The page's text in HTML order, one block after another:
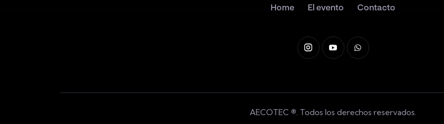
Home El evento Contacto
AECOTEC ® . Todos los derechos reservados.